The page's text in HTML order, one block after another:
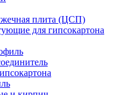
плита (ЦСП)
для гипсокартона